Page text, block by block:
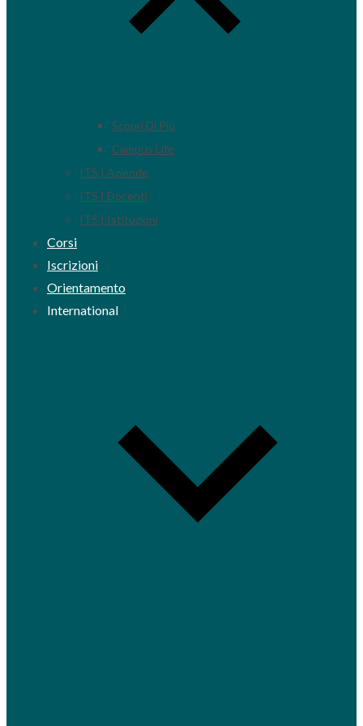
Scopri Di Più
Campus Life
ITS | Aziende
ITS | Docenti
ITS | Istituzioni
Corsi
Iscrizioni
Orientamento
International